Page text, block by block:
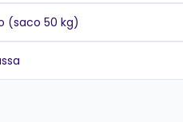
(saco 50 kg)